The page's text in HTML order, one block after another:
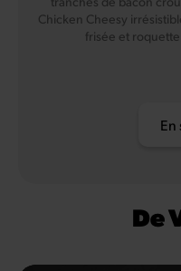
Chicken Cheesy
frisée et
En
De